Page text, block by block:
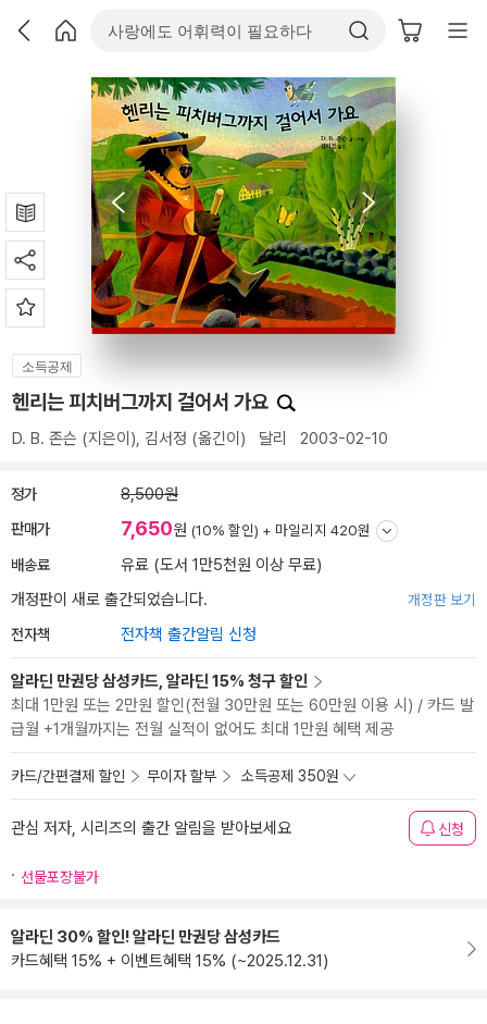
소득공제
헨리는 피치버그까지 걸어서 가요
D. B. 존슨 (지은이), 김서정 (옮긴이) 달리 2003-02-10
정가 8,500원
판매가 7,650원 (10% 할인) + 마일리지 420원
배송료
유료 (도서 1만5천원 이상 무료)
개정판이 새로 출간되었습니다.
개정판 보기
전자책 전자책 출간알림 신청
알라딘 만권당 삼성카드, 알라딘 15% 청구 할인
최대 1만원 또는 2만원 할인(전월 30만원 또는 60만원 이용 시) / 카드 발
급월 +1개월까지는 전월 실적이 없어도 최대 1만원 혜택 제공
카드/간편결제 할인 무이자 할부 소득공제 350원
관심 저자, 시리즈의 출간 알림을 받아보세요 신청
선물포장불가
알라딘 30% 할인! 알라딘 만권당 삼성카드
카드혜택 15% + 이벤트혜택 15% (~2025.12.31)